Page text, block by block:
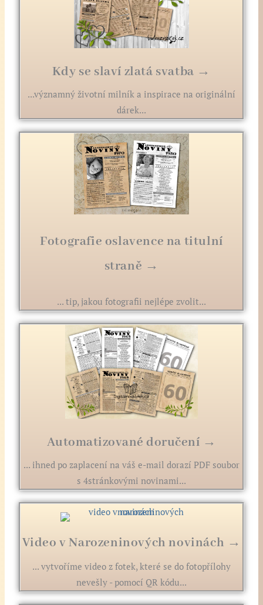
Kdy se slaví zlatá svatba →
...významný životní milník a inspirace na originální
dárek...
Fotografie oslavence na titulní
straně →
... tip, jakou fotografii nejlépe zvolit...
Automatizované doručení →
... ihned po zaplacení na váš e-mail dorazí PDF soubor
s 4stránkovými novinami...
Video v Narozeninových novinách →
... vytvoříme video z fotek, které se do fotopřílohy
nevešly - pomocí QR kódu...